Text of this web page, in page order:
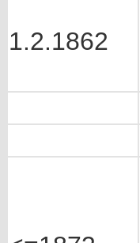
1.2.1862